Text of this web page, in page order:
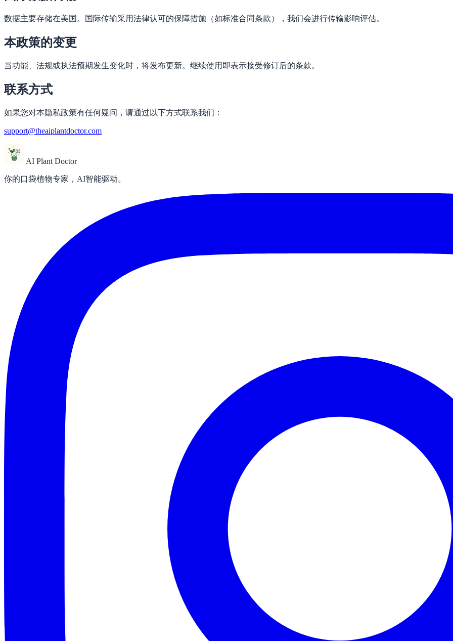
数据主要存储在美国。国际传输采用法律认可的保障措施（如标准合同条款），我们会进行传输影响评估。
本政策的变更
当功能、法规或执法预期发生变化时，将发布更新。继续使用即表示接受修订后的条款。
联系方式
如果您对本隐私政策有任何疑问，请通过以下方式联系我们：
support@theaiplantdoctor.com
AI Plant Doctor
你的口袋植物专家，AI智能驱动。